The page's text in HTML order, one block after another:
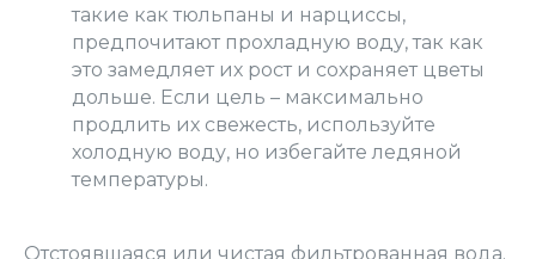
такие как тюльпаны и нарциссы,
предпочитают прохладную воду, так как
это замедляет их рост и сохраняет цветы
дольше. Если цель – максимально
продлить их свежесть, используйте
холодную воду, но избегайте ледяной
температуры.
Отстоявшаяся или чистая фильтрованная вода.